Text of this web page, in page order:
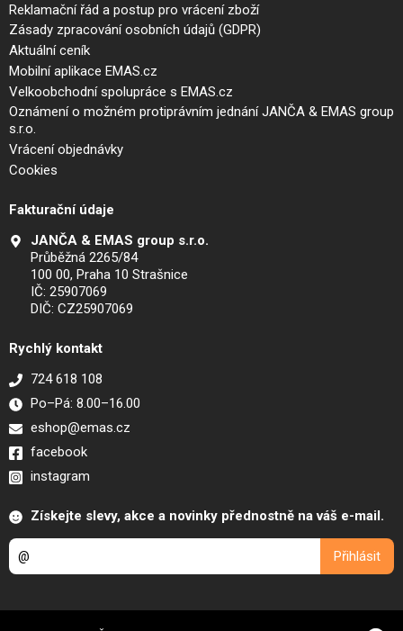
Reklamační řád a postup pro vrácení zboží
Zásady zpracování osobních údajů (GDPR)
Aktuální ceník
Mobilní aplikace EMAS.cz
Velkoobchodní spolupráce s EMAS.cz
Oznámení o možném protiprávním jednání JANČA & EMAS group
s.r.o.
Vrácení objednávky
Cookies
Fakturační údaje
JANČA & EMAS group s.r.o.
Průběžná 2265/84
100 00, Praha 10 Strašnice
IČ: 25907069
DIČ: CZ25907069
Rychlý kontakt
724 618 108
Po–Pá: 8.00–16.00
eshop@emas.cz
facebook
instagram
Získejte slevy, akce a novinky přednostně na váš e-mail.